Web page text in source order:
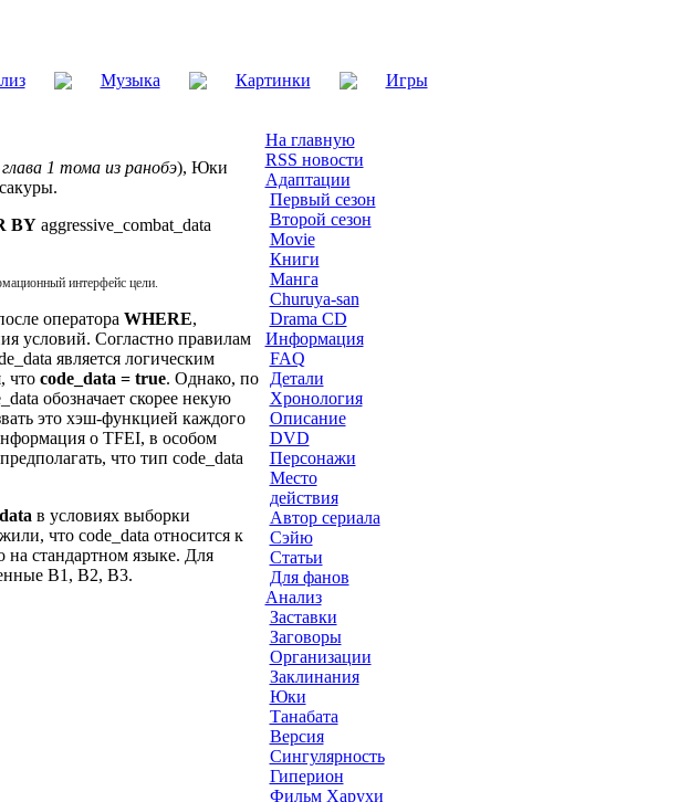
Музыка Картинки Игры
1 тома из ранобэ), Юки
BYaggressive_combat_data
интерфейс цели.
оператора WHERE,
условий. Согластно правилам
является логическим
что code_data = true. Однако, по
обозначает скорее некую
это хэш-функцией каждого
о TFEI, в особом
что тип code_data
в условиях выборки
что code_data относится к
на стандартном языке. Для
B1, B2, B3.
На главную
RSS новости
Адаптации
Первый сезон
Второй сезон
Movie
Книги
Манга
Churuya-san
Drama CD
Информация
FAQ
Детали
Хронология
Описание
DVD
Персонажи
Место
действия
Автор сериала
Сэйю
Статьи
Для фанов
Анализ
Заставки
Заговоры
Организации
Заклинания
Юки
Танабата
Версия
Сингулярность
Гиперион
Фильм Харухи